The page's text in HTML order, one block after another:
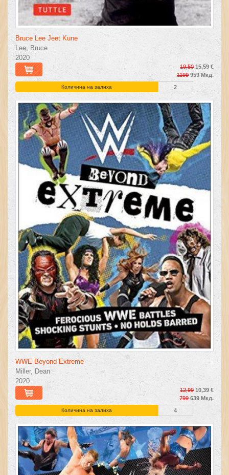
Bruce Lee Jeet Kune
Lee, Bruce
2020
19,50 15,59 €
1199959 Мкд.
Количина на залиха 2
WWE Beyond Extreme
Miller, Dean
2020
12,99 10,39 €
799 639 Мкд.
Количина на залиха 4